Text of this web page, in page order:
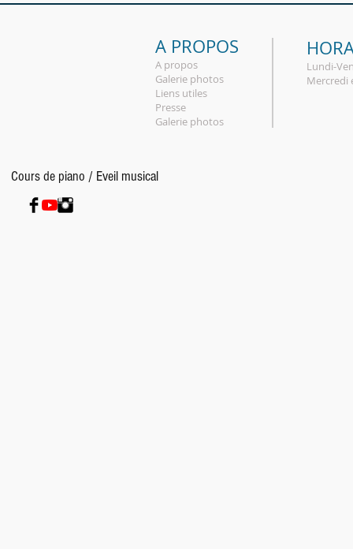
Lundi-
​Mercredi
A PROPOS
A propos
​Galerie photos
Liens utiles
Presse
Galerie photos
Cours de piano / Eveil musical